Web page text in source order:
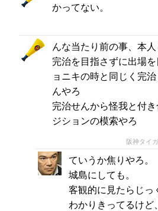
かってない。
んな当たり前の事、本
完治を目指さずに出場
ョニキの時と同じく完
んやろ
完治せんから怪我と付
ジションの模索やろ
阪神タイガ
ていうか焦りやろ。
城島にしても。
客観的に見たらじっ
わかりきってるけど